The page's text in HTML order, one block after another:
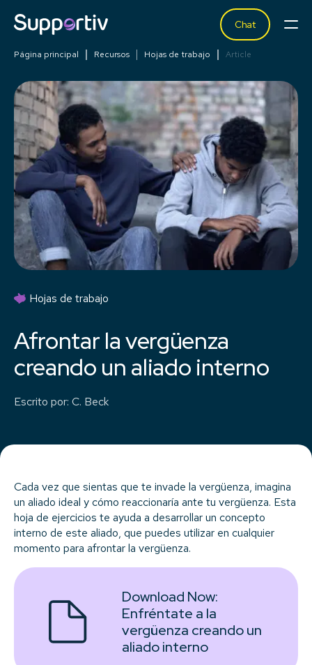
Chat
Página principal Recursos Hojas de trabajo Article
Hojas de trabajo
Afrontar la vergüenza
creando un aliado interno
Escrito por: C. Beck
Cada vez que sientas que te invade la vergüenza, imagina
un aliado ideal y cómo reaccionaría ante tu vergüenza. Esta
hoja de ejercicios te ayuda a desarrollar un concepto
interno de este aliado, que puedes utilizar en cualquier
momento para afrontar la vergüenza.
Download Now:
Enfréntate a la
vergüenza creando un
aliado interno